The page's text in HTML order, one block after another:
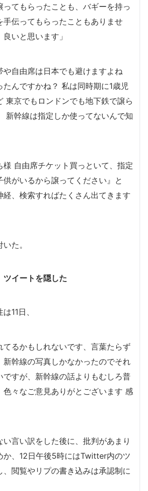
ってもらったことも、バギーを持っ
手伝ってもらったこともありませ
いと思います」
や自由席は日本でも避けますよね
んですかね？ 私は同時期に1歳児
東京でもロンドンでも地下鉄で譲ら
幹線は指定しか使ってないんで知
様 自由席チケット買っといて、指定
供がいるから譲ってください』と
経、検索すればたくさん出てきます
た。
ツイートを隠した
11日、
てるかもしれないです、言葉たらず
新幹線の写真しかなかったのでそれ
ですが、新幹線の話よりもむしろ普
色々なご意見ありがとございます 感
い言い訳をした後に、批判があまり
か、12日午後5時にはTwitter内のツ
、閲覧やリプの書き込みは承認制に